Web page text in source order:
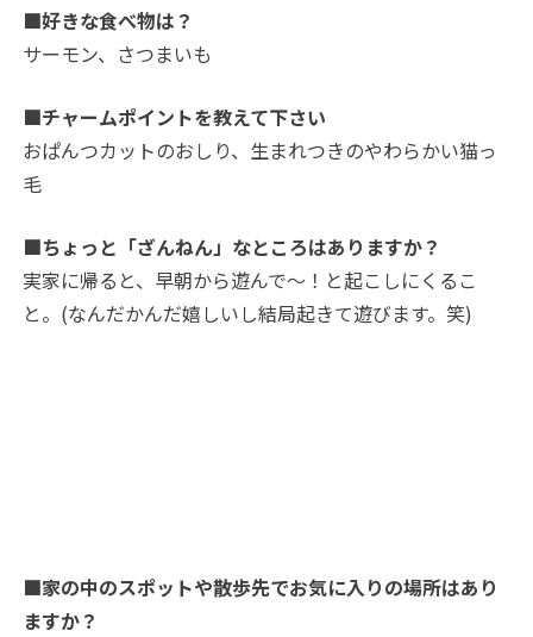
■好きな食べ物は？
サーモン、さつまいも
■チャームポイントを教えて下さい
おぱんつカットのおしり、生まれつきのやわらかい猫っ
毛
■ちょっと「ざんねん」なところはありますか？
実家に帰ると、早朝から遊んで～！と起こしにくるこ
と。(なんだかんだ嬉しいし結局起きて遊びます。笑)
■家の中のスポットや散歩先でお気に入りの場所はあり
ますか？